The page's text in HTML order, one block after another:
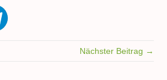
Nächster Beitrag →